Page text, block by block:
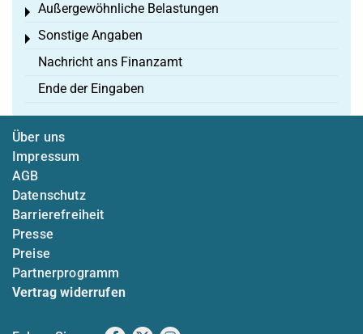
Außergewöhnliche Belastungen
Toggle menu
Sonstige Angaben
Toggle menu
Nachricht ans Finanzamt
Ende der Eingaben
Über uns
Impressum
AGB
Datenschutz
Barrierefreiheit
Presse
Preise
Partnerprogramm
Vertrag widerrufen